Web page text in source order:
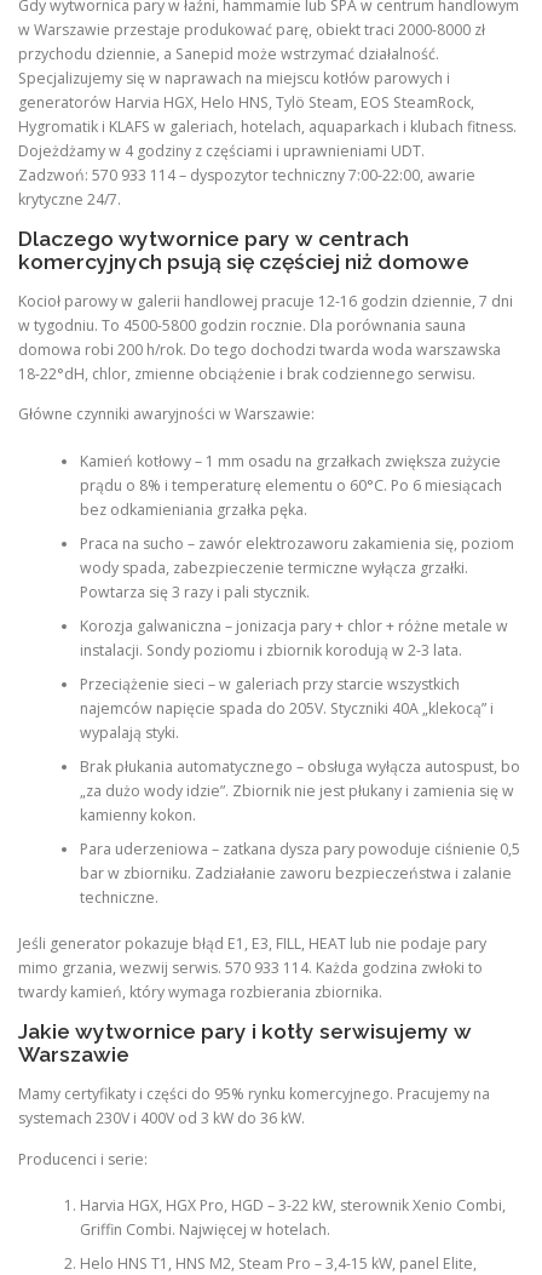
Gdy wytwornica pary w łaźni, hammamie lub SPA w centrum handlowym
w Warszawie przestaje produkować parę, obiekt traci 2000-8000 zł
przychodu dziennie, a Sanepid może wstrzymać działalność.
Specjalizujemy się w naprawach na miejscu kotłów parowych i
generatorów Harvia HGX, Helo HNS, Tylö Steam, EOS SteamRock,
Hygromatik i KLAFS w galeriach, hotelach, aquaparkach i klubach fitness.
Dojeżdżamy w 4 godziny z częściami i uprawnieniami UDT.
Zadzwoń: 570 933 114 – dyspozytor techniczny 7:00-22:00, awarie
krytyczne 24/7.
Dlaczego wytwornice pary w centrach
komercyjnych psują się częściej niż domowe
Kocioł parowy w galerii handlowej pracuje 12-16 godzin dziennie, 7 dni
w tygodniu. To 4500-5800 godzin rocznie. Dla porównania sauna
domowa robi 200 h/rok. Do tego dochodzi twarda woda warszawska
18-22°dH, chlor, zmienne obciążenie i brak codziennego serwisu.
Główne czynniki awaryjności w Warszawie:
Kamień kotłowy – 1 mm osadu na grzałkach zwiększa zużycie
prądu o 8% i temperaturę elementu o 60°C. Po 6 miesiącach
bez odkamieniania grzałka pęka.
Praca na sucho – zawór elektrozaworu zakamienia się, poziom
wody spada, zabezpieczenie termiczne wyłącza grzałki.
Powtarza się 3 razy i pali stycznik.
Korozja galwaniczna – jonizacja pary + chlor + różne metale w
instalacji. Sondy poziomu i zbiornik korodują w 2-3 lata.
Przeciążenie sieci – w galeriach przy starcie wszystkich
najemców napięcie spada do 205V. Styczniki 40A „klekocą” i
wypalają styki.
Brak płukania automatycznego – obsługa wyłącza autospust, bo
„za dużo wody idzie”. Zbiornik nie jest płukany i zamienia się w
kamienny kokon.
Para uderzeniowa – zatkana dysza pary powoduje ciśnienie 0,5
bar w zbiorniku. Zadziałanie zaworu bezpieczeństwa i zalanie
techniczne.
Jeśli generator pokazuje błąd E1, E3, FILL, HEAT lub nie podaje pary
mimo grzania, wezwij serwis. 570 933 114. Każda godzina zwłoki to
twardy kamień, który wymaga rozbierania zbiornika.
Jakie wytwornice pary i kotły serwisujemy w
Warszawie
Mamy certyfikaty i części do 95% rynku komercyjnego. Pracujemy na
systemach 230V i 400V od 3 kW do 36 kW.
Producenci i serie:
Harvia HGX, HGX Pro, HGD – 3-22 kW, sterownik Xenio Combi,
Griffin Combi. Najwięcej w hotelach.
Helo HNS T1, HNS M2, Steam Pro – 3,4-15 kW, panel Elite,